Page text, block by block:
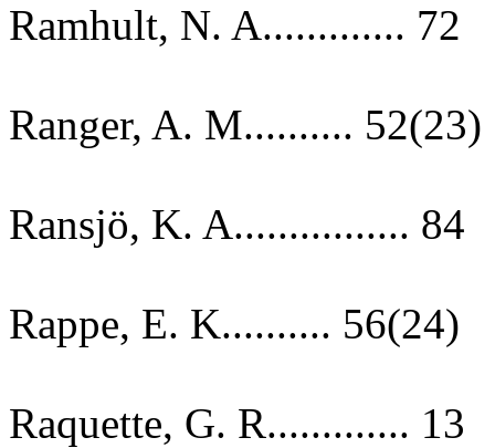
Ramhult, N. A............. 72
Ranger, A. M.......... 52(23)
Ransjö, K. A................ 84
Rappe, E. K.......... 56(24)
Raquette, G. R............. 13